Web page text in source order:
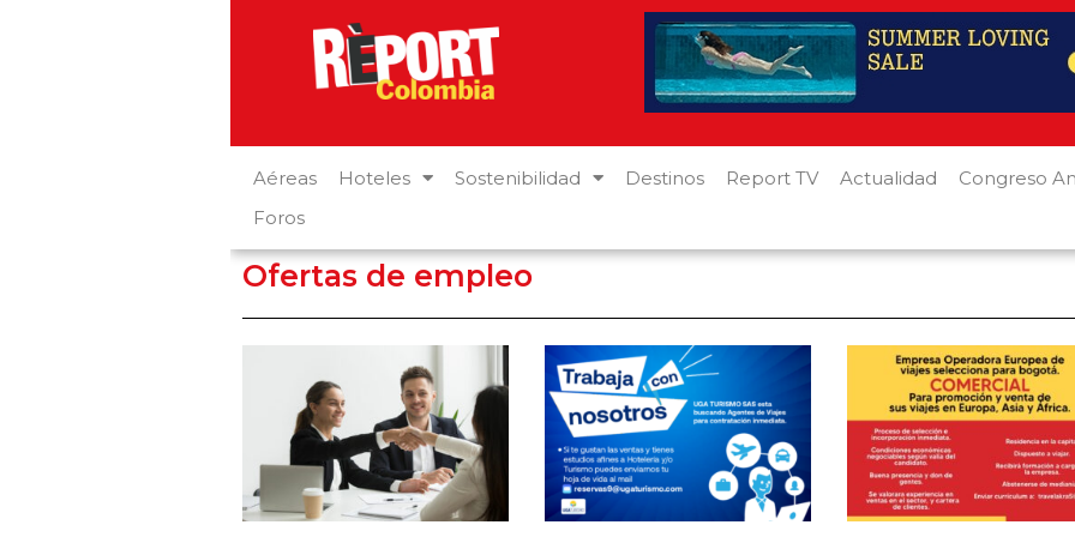
Aéreas Hoteles Sostenibilidad Destinos Report TV Actualidad
Congreso
Foros
Ofertas de empleo